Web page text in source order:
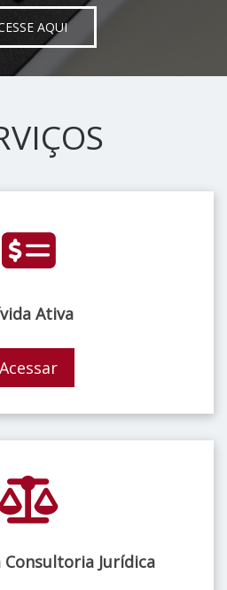
AQUI
Ativa
Acessar
Consultoria Jurídica